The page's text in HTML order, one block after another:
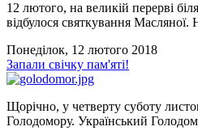
12 лютого, на великій перерві
відбулося святкування Масляної.
Понеділок, 12 лютого 2018
Запали свічку пам'яті!
Щорічно, у четверту суботу
Голодомору. Український